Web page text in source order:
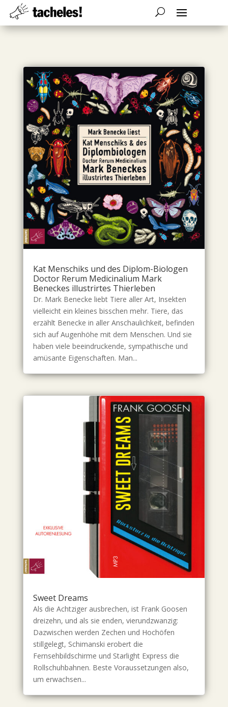
Kat Menschiks und des Diplom-Biologen
Doctor Rerum Medicinalium Mark
Beneckes illustrirtes Thierleben
Dr. Mark Benecke liebt Tiere aller Art, Insekten
vielleicht ein kleines bisschen mehr. Tiere, das
erzählt Benecke in aller Anschaulichkeit, befinden
sich auf Augenhöhe mit dem Menschen. Und sie
haben viele beeindruckende, sympathische und
amüsante Eigenschaften. Man...
Sweet Dreams
Als die Achtziger ausbrechen, ist Frank Goosen
dreizehn, und als sie enden, vierundzwanzig:
Dazwischen werden Zechen und Hochöfen
stillgelegt, Schimanski erobert die
Fernsehbildschirme und Starlight Express die
Rollschuhbahnen. Beste Voraussetzungen also,
um erwachsen...